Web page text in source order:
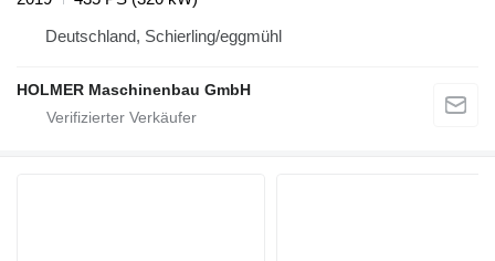
Deutschland, Schierling/eggmühl
HOLMER Maschinenbau GmbH